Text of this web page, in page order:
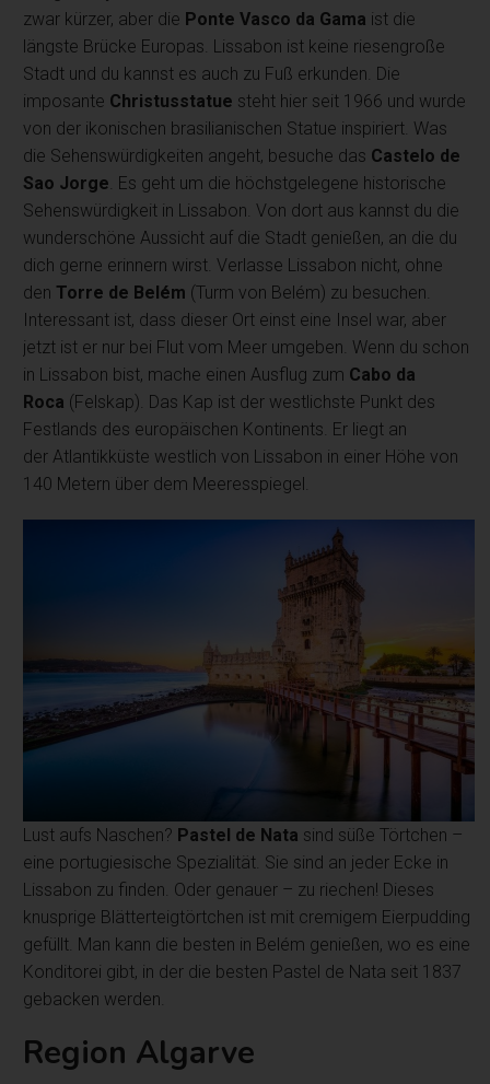
zwar kürzer, aber die Ponte Vasco da Gama ist die
längste Brücke Europas. Lissabon ist keine riesengroße
Stadt und du kannst es auch zu Fuß erkunden. Die
imposante Christusstatue steht hier seit 1966 und wurde
von der ikonischen brasilianischen Statue inspiriert. Was
die Sehenswürdigkeiten angeht, besuche das Castelo de
Sao Jorge. Es geht um die höchstgelegene historische
Sehenswürdigkeit in Lissabon. Von dort aus kannst du die
wunderschöne Aussicht auf die Stadt genießen, an die du
dich gerne erinnern wirst. Verlasse Lissabon nicht, ohne
den Torre de Belém (Turm von Belém) zu besuchen.
Interessant ist, dass dieser Ort einst eine Insel war, aber
jetzt ist er nur bei Flut vom Meer umgeben. Wenn du schon
in Lissabon bist, mache einen Ausflug zum Cabo da
Roca (Felskap). Das Kap ist der westlichste Punkt des
Festlands des europäischen Kontinents. Er liegt an
der Atlantikküste westlich von Lissabon in einer Höhe von
140 Metern über dem Meeresspiegel.
Lust aufs Naschen? Pastel de Nata sind süße Törtchen –
eine portugiesische Spezialität. Sie sind an jeder Ecke in
Lissabon zu finden. Oder genauer – zu riechen! Dieses
knusprige Blätterteigtörtchen ist mit cremigem Eierpudding
gefüllt. Man kann die besten in Belém genießen, wo es eine
Konditorei gibt, in der die besten Pastel de Nata seit 1837
gebacken werden.
Region Algarve